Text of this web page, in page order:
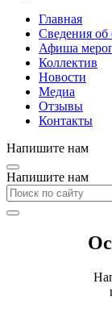
Главная
Сведения об
Афиша
Коллектив
Новости
Медиа
Отзывы
Контакты
Напишите нам
Напишите нам